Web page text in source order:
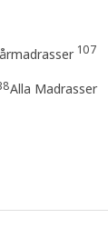
107
Alla Madrasser